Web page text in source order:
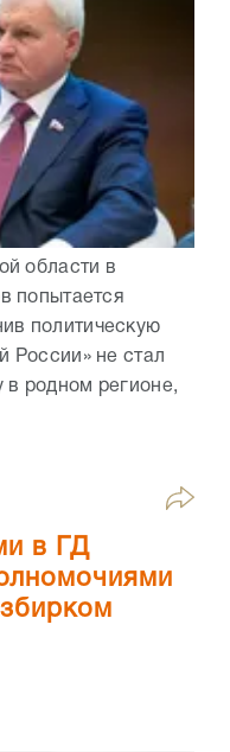
области в
попытается
политическую
России» не стал
в родном регионе,
в ГД